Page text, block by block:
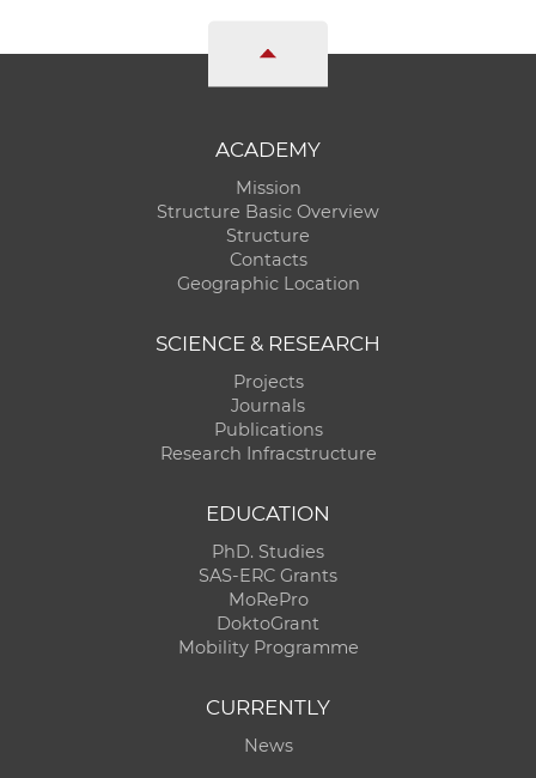
ACADEMY
Mission
Structure Basic Overview
Structure
Contacts
Geographic Location
SCIENCE & RESEARCH
Projects
Journals
Publications
Research Infracstructure
EDUCATION
PhD. Studies
SAS-ERC Grants
MoRePro
DoktoGrant
Mobility Programme
CURRENTLY
News